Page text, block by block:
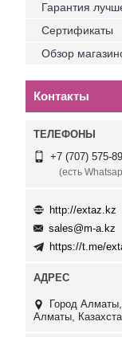
Гарантия
Сертификаты
Обзор
Контакты
+7 (707) 575-
(есть
http://extaz.kz
sales@m-a.kz
https://t.me/
Город
Алматы,